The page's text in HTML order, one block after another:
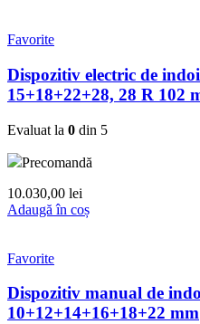
Favorite
Dispozitiv electric de
15+18+22+28, 28 R 102
Evaluat la 0 din 5
Precomandă
10.030,00 lei
Adaugă în coș
Favorite
Dispozitiv manual de
10+12+14+16+18+22 mm